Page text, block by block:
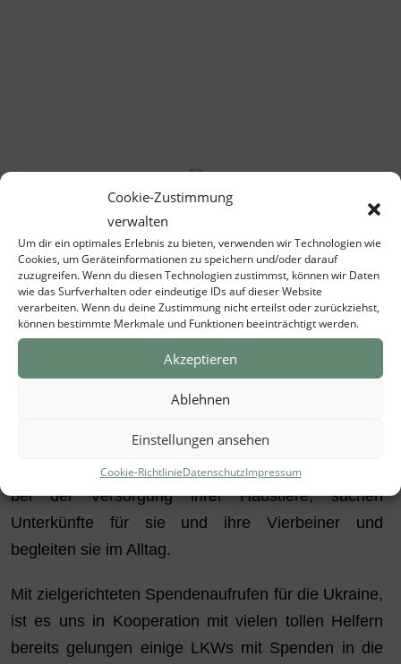
Cookie-Zustimmung
verwalten
Um dir ein optimales Erlebnis zu bieten, verwenden wir Technologien wie
Cookies, um Geräteinformationen zu speichern und/oder darauf
zuzugreifen. Wenn du diesen Technologien zustimmst, können wir Daten
wie das Surfverhalten oder eindeutige IDs auf dieser Website
verarbeiten. Wenn du deine Zustimmung nicht erteilst oder zurückziehst,
können bestimmte Merkmale und Funktionen beeinträchtigt werden.
Akzeptieren
Ablehnen
Einstellungen ansehen
Cookie-RichtlinieDatenschutzImpressum
Tierglück Münster e.V. gegen den
Krieg in der
Ukraine.
Gemeinsam mit vielen anderen tollen Vereinen
nach Deutschland zu holen. Hier vor Ort
unterstützen wir insbesondere ukrainische Familien
bei der Versorgung ihrer Haustiere, suchen
Unterkünfte für sie und ihre Vierbeiner und
begleiten sie im Alltag.
Mit zielgerichteten Spendenaufrufen für die Ukraine,
ist es uns in Kooperation mit vielen tollen Helfern
bereits gelungen einige LKWs mit Spenden in die